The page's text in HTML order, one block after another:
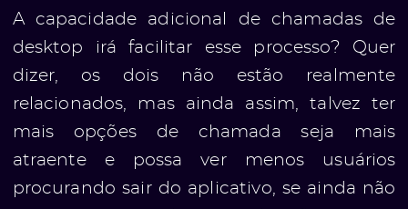
A capacidade adicional de chamadas de
desktop irá facilitar esse processo? Quer
dizer, os dois não estão realmente
relacionados, mas ainda assim, talvez ter
mais opções de chamada seja mais
atraente e possa ver menos usuários
procurando sair do aplicativo, se ainda não